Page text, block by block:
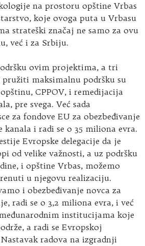
na prostoru opštine Vrbas
koje ovoga puta u Vrbasu
strateški značaj ne samo za ovu
već i za Srbiju.
ovim projektima, a tri
maksimalnu podršku su
CPPOV, i remedijacija
pre svega. Već sada
za fondove EU za obezbeđivanje
kanala i radi se o 35 miliona evra.
Evropske delegacije da je
od velike važnosti, a uz podršku
i opštine Vrbas, možemo
u njegovu realizaciju.
i obezbeđivanje novca za
radi se o 3,2 miliona evra, i već
institucijama koje
a radi se Evropskoj
radova na izgradnji